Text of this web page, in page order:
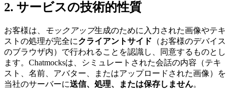
2. サービスの技術的性質
お客様は、 モックアップ生成のために入力された画像やテキ
ストの処理が完全にクライアントサイド （お客様のデバイス
のブラウザ内）で行われることを認識し、同意するものとし
ます。Chatmocksは、シミュレートされた会話の内容（テキ
スト、名前、アバター、またはアップロードされた画像）を
当社のサーバーに送信、処理、または保存しません。